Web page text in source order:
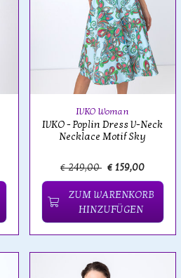
IVKO Woman
IVKO - Poplin Dress V-Neck
Necklace Motif Sky
€ 249,00 € 159,00
ZUM WARENKORB
HINZUFÜGEN